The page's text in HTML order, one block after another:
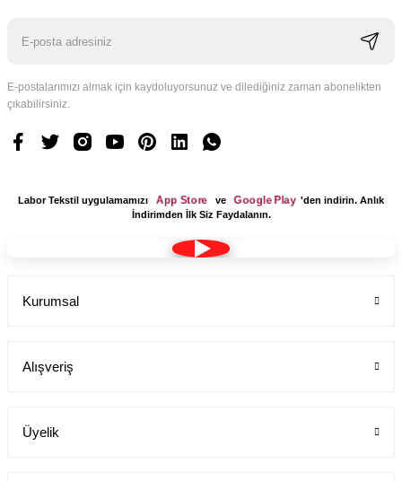
Labor Medikal Tekstil
E-postalarımızı almak için kaydoluyorsunuz ve dilediğiniz zaman abonelikten
çıkabilirsiniz.
Labor Tekstil uygulamamızı App Store ve Google Play 'den indirin. Anlık
İndirimden İlk Siz Faydalanın.
Kurumsal
Alışveriş
Üyelik